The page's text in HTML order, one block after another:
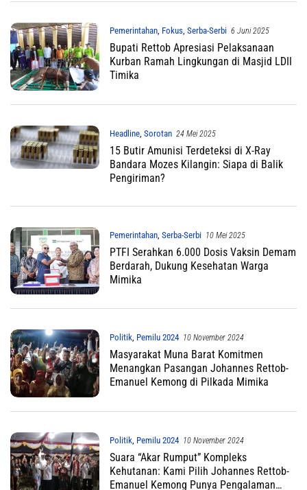
Pemerintahan, Fokus, Serba-Serbi 6 Juni 2025
Bupati Rettob Apresiasi Pelaksanaan
Kurban Ramah Lingkungan di Masjid LDII
Timika
Headline, Sorotan 24 Mei 2025
15 Butir Amunisi Terdeteksi di X-Ray
Bandara Mozes Kilangin: Siapa di Balik
Pengiriman?
Pemerintahan, Serba-Serbi 10 Mei 2025
PTFI Serahkan 6.000 Dosis Vaksin Demam
Berdarah, Dukung Kesehatan Warga
Mimika
Politik, Pemilu 2024 10 November 2024
Masyarakat Muna Barat Komitmen
Menangkan Pasangan Johannes Rettob-
Emanuel Kemong di Pilkada Mimika
Politik, Pemilu 2024 10 November 2024
Suara “Akar Rumput” Kompleks
Kehutanan: Kami Pilih Johannes Rettob-
Emanuel Kemong Punya Pengalaman